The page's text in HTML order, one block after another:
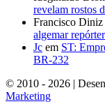
revelam rostos
Francisco Diniz
algemar
Jc em ST:
BR-232
© 2010 - 2026 |
Marketing